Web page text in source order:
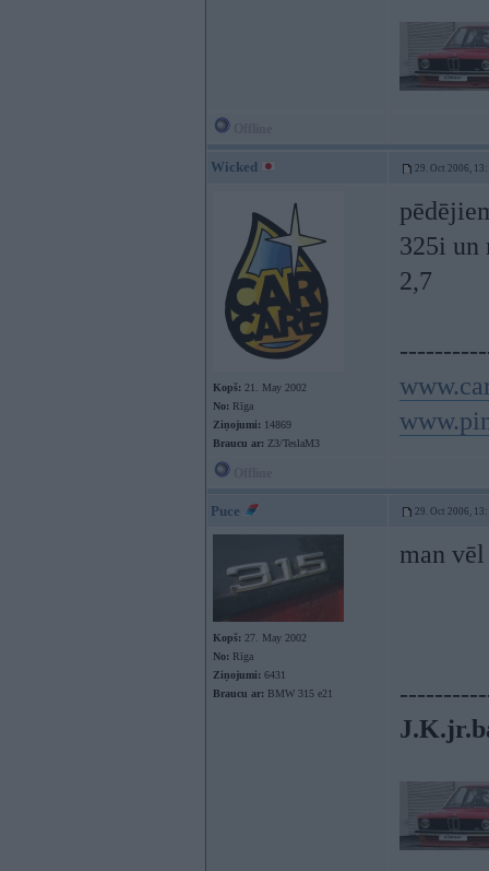
Wicked 29. Oct 2006,
Kopš: 21. May 2002
No: Rīga
Ziņojumi: 14869
Braucu ar: Z3/TeslaM3
325i un
2,7
Puce 29. Oct 2006,
Kopš: 27. May 2002
No: Rīga
Ziņojumi: 6431
Braucu ar: BMW 315 e21
man